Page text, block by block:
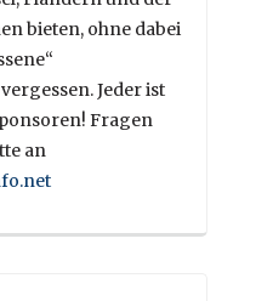
bieten, ohne dabei
Jeder ist
Fragen
an